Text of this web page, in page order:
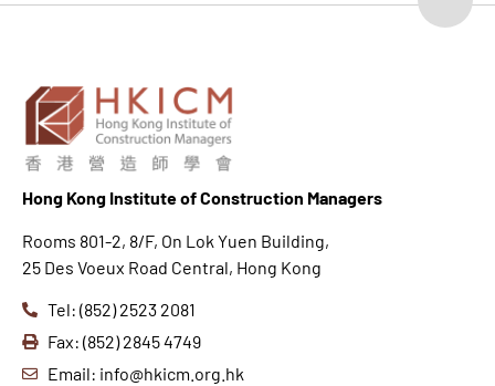
Hong Kong Institute of Construction Managers
Rooms 801-2, 8/F, On Lok Yuen Building,
25 Des Voeux Road Central, Hong Kong
Tel: (852) 2523 2081
Fax: (852) 2845 4749
Email: info@hkicm.org.hk